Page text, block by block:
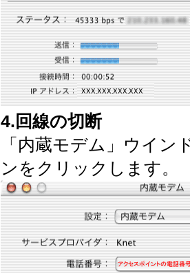
4.回線の切断
「内蔵モデム」ウイン
ンをクリックします。